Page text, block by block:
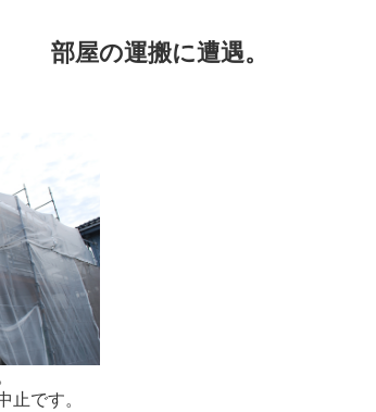
部屋の運搬に遭遇。
です。